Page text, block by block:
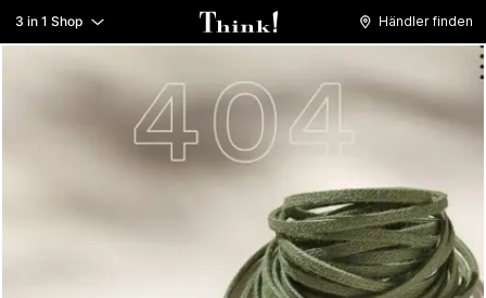
3 in 1 Shop Händler finden